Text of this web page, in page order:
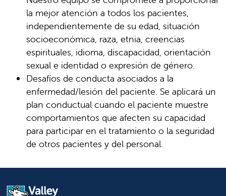
la mejor atención a todos los pacientes,
independientemente de su edad, situación
socioeconómica, raza, etnia, creencias
espirituales, idioma, discapacidad, orientación
sexual e identidad o expresión de género.
Desafíos de conducta asociados a la
enfermedad/lesión del paciente. Se aplicará un
plan conductual cuando el paciente muestre
comportamientos que afecten su capacidad
para participar en el tratamiento o la seguridad
de otros pacientes y del personal.